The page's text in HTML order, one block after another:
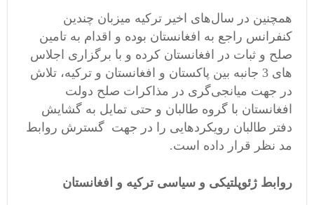
همچنین در سال‌های اخیر ترکیه میزبان چندین
کنفرانس راجع به افغانستان بوده و اقدام به تامین
صلح و ثبات در افغانستان کرده و با برگزاری اجلاس
های 3 جانبه بین پاکستان و افغانستان و ترکیه، تلاش
در جهت میانجی‌گری در مذاکرات صلح دولت
افغانستان با گروه طالبان و حتی تمایل به گشایش
دفتر طالبان رویکردهایی را در جهت گسترش روابط
مد نظر قرار داده است.
روابط ژئوپلتیکی و سیاسی ترکیه و افغانستان